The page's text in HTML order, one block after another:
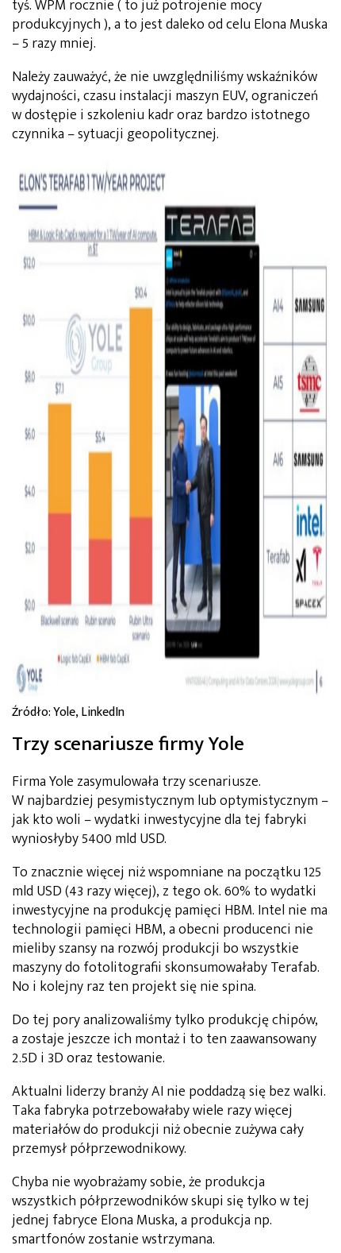
tyś. WPM rocznie ( to już potrojenie mocy
produkcyjnych ), a to jest daleko od celu Elona Muska
– 5 razy mniej.
Należy zauważyć, że nie uwzględniliśmy wskaźników
wydajności, czasu instalacji maszyn EUV, ograniczeń
w dostępie i szkoleniu kadr oraz bardzo istotnego
czynnika – sytuacji geopolitycznej.
Źródło: Yole, LinkedIn
Trzy scenariusze firmy Yole
Firma Yole zasymulowała trzy scenariusze.
W najbardziej pesymistycznym lub optymistycznym –
jak kto woli – wydatki inwestycyjne dla tej fabryki
wyniosłyby 5400 mld USD.
To znacznie więcej niż wspomniane na początku 125
mld USD (43 razy więcej), z tego ok. 60% to wydatki
inwestycyjne na produkcję pamięci HBM. Intel nie ma
technologii pamięci HBM, a obecni producenci nie
mieliby szansy na rozwój produkcji bo wszystkie
maszyny do fotolitografii skonsumowałaby Terafab.
No i kolejny raz ten projekt się nie spina.
Do tej pory analizowaliśmy tylko produkcję chipów,
a zostaje jeszcze ich montaż i to ten zaawansowany
2.5D i 3D oraz testowanie.
Aktualni liderzy branży AI nie poddadzą się bez walki.
Taka fabryka potrzebowałaby wiele razy więcej
materiałów do produkcji niż obecnie zużywa cały
przemysł półprzewodnikowy.
Chyba nie wyobrażamy sobie, że produkcja
wszystkich półprzewodników skupi się tylko w tej
jednej fabryce Elona Muska, a produkcja np.
smartfonów zostanie wstrzymana.